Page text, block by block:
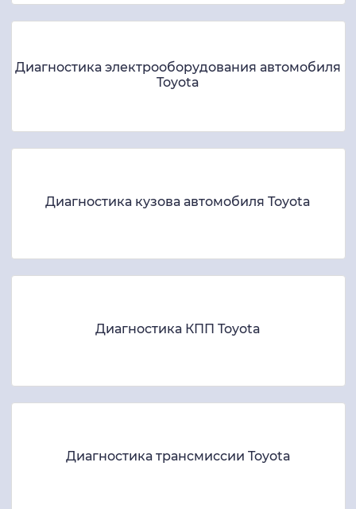
Диагностика электрооборудования автомобиля
Toyota
Диагностика кузова автомобиля Toyota
Диагностика КПП Toyota
Диагностика трансмиссии Toyota